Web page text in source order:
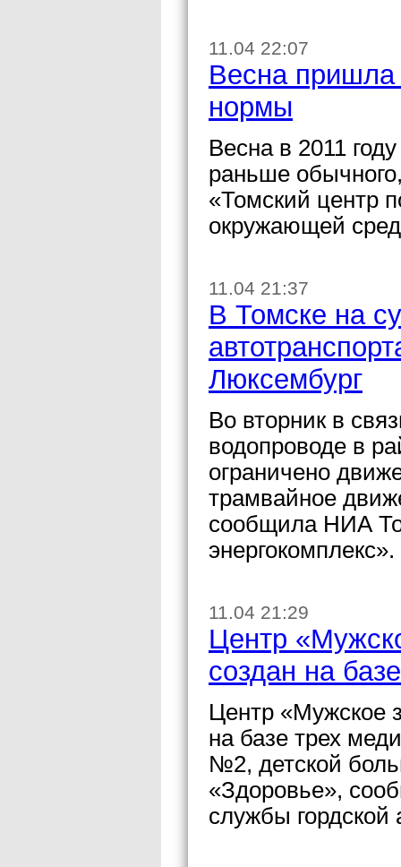
11.04 22:07
Весна пришла
нормы
Весна в 2011
раньше
«Томский центр
окружающей
11.04 21:37
В Томске на
Люксембург
Во вторник в
водопроводе в
ограничено
трамвайное
сообщила НИА
энергокомплекс».
11.04 21:29
Центр
создан на
Центр «Мужское
на базе трех
№2, детской
«Здоровье»,
службы